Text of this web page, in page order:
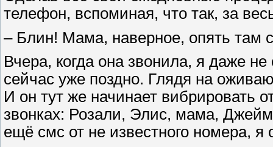
телефон, вспоминая, что так, за
– Блин! Мама, наверное, опять там
Вчера, когда она звонила, я даже
сейчас уже поздно. Глядя на
И он тут же начинает вибрировать
звонках: Розали, Элис, мама,
ещё смс от не известного номера,